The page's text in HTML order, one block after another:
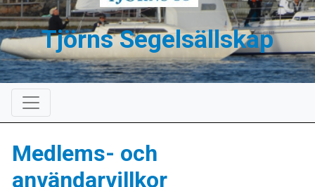
Tjörns Segelsällskap
Medlems- och
användarvillkor